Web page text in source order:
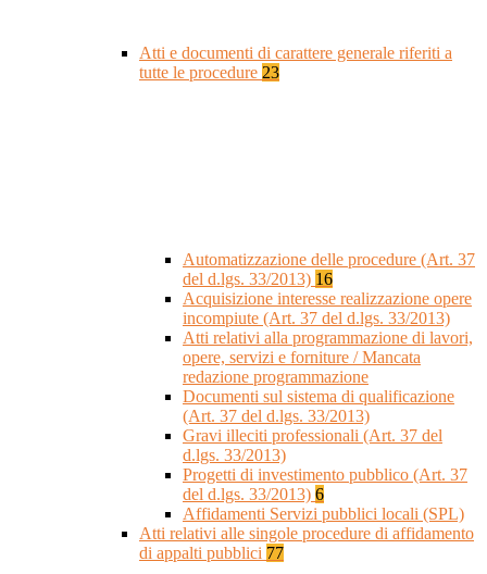
Atti e documenti di carattere generale riferiti a
tutte le procedure 23
Automatizzazione delle procedure (Art. 37
del d.lgs. 33/2013) 16
Acquisizione interesse realizzazione opere
incompiute (Art. 37 del d.lgs. 33/2013)
Atti relativi alla programmazione di lavori,
opere, servizi e forniture / Mancata
redazione programmazione
Documenti sul sistema di qualificazione
(Art. 37 del d.lgs. 33/2013)
Gravi illeciti professionali (Art. 37 del
d.lgs. 33/2013)
Progetti di investimento pubblico (Art. 37
del d.lgs. 33/2013) 6
Affidamenti Servizi pubblici locali (SPL)
Atti relativi alle singole procedure di affidamento
di appalti pubblici 77